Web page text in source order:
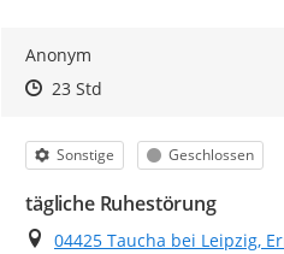
Anonym
Zeitpunkt des Erstellens
Zeitpunkt des Erstellens
23 StdZur Äußerung
Kategorie
Sonstige Status
Geschlossen
tägliche Ruhestörung
Ort
04425 Taucha bei Leipzig,